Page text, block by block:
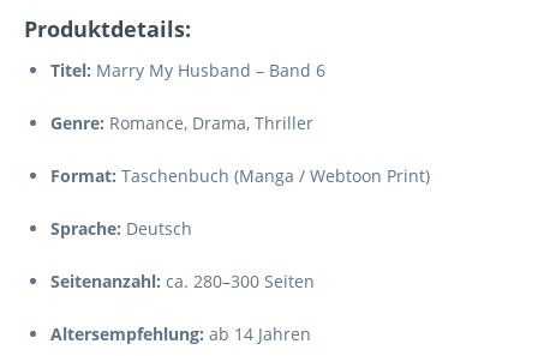
Produktdetails:
Titel: Marry My Husband – Band 6
Genre: Romance, Drama, Thriller
Format: Taschenbuch (Manga / Webtoon Print)
Sprache: Deutsch
Seitenanzahl: ca. 280–300 Seiten
Altersempfehlung: ab 14 Jahren